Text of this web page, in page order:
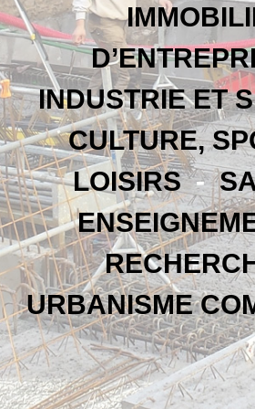
INDUSTRIE ET
CULTURE,
LOISIRS-
URBANISME